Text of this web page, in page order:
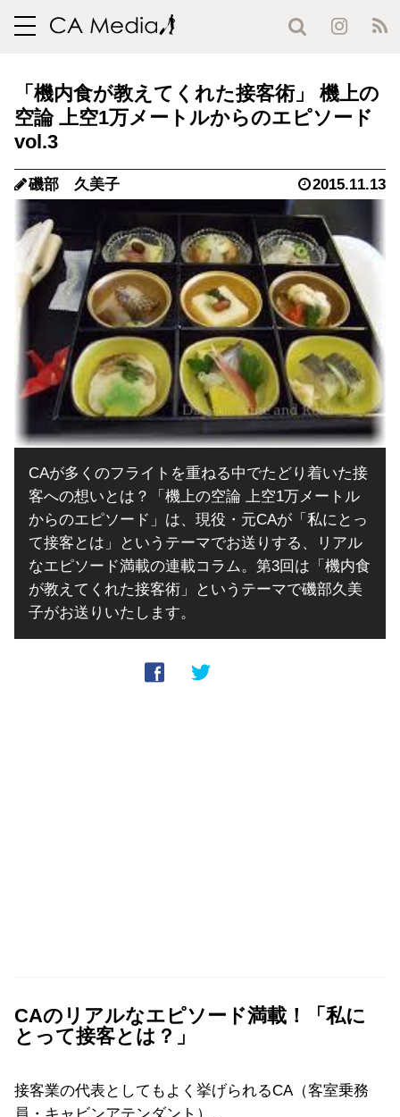
toggle
「機内食が教えてくれた接客術」 機上の
空論 上空1万メートルからのエピソード
vol.3
磯部 久美子 2015.11.13
CAが多くのフライトを重ねる中でたどり着いた接
客への想いとは？「機上の空論 上空1万メートル
からのエピソード」は、現役・元CAが「私にとっ
て接客とは」というテーマでお送りする、リアル
なエピソード満載の連載コラム。第3回は「機内食
が教えてくれた接客術」というテーマで磯部久美
子がお送りいたします。
CAのリアルなエピソード満載！「私に
とって接客とは？」
接客業の代表としてもよく挙げられるCA（客室乗務
員・キャビンアテンダント）。